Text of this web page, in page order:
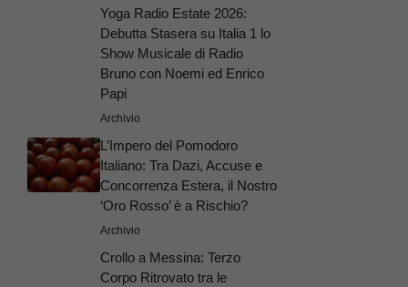
Yoga Radio Estate 2026:
Debutta Stasera su Italia 1 lo
Show Musicale di Radio
Bruno con Noemi ed Enrico
Papi
Archivio
L’Impero del Pomodoro
Italiano: Tra Dazi, Accuse e
Concorrenza Estera, il Nostro
‘Oro Rosso’ è a Rischio?
Archivio
Crollo a Messina: Terzo
Corpo Ritrovato tra le